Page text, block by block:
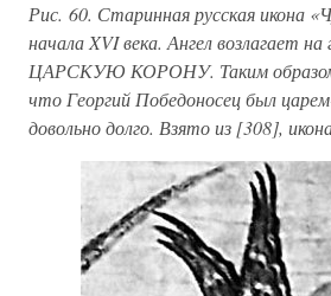
Рис. 60. Старинная русская икона
начала XVI века. Ангел возлагает на
ЦАРСКУЮ КОРОНУ. Таким
что Георгий Победоносец был
довольно долго. Взято из [308],